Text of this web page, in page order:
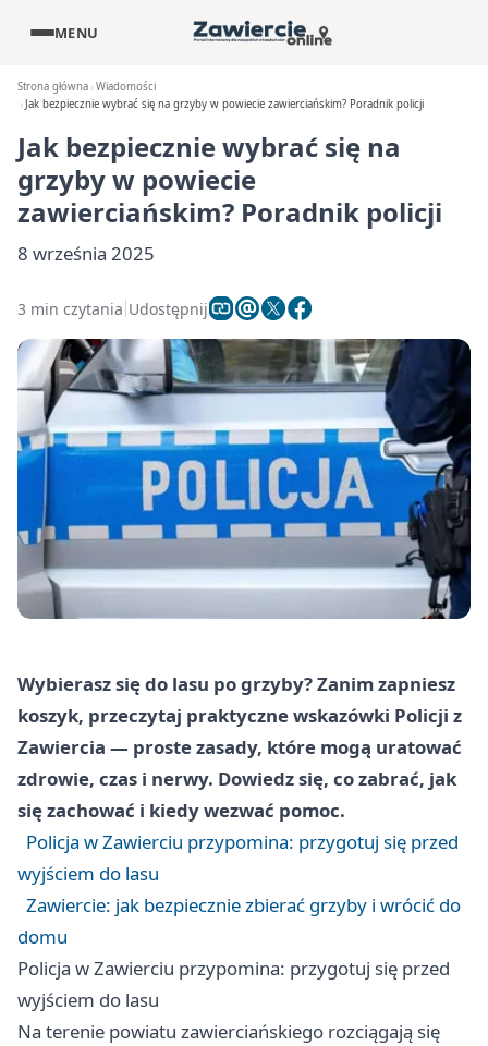
MENU
Strona główna Wiadomości
Jak bezpiecznie wybrać się na grzyby w powiecie zawierciańskim? Poradnik policji
Jak bezpiecznie wybrać się na
grzyby w powiecie
zawierciańskim? Poradnik policji
8 września 2025
3 min czytania Udostępnij
Wybierasz się do lasu po grzyby? Zanim zapniesz
koszyk, przeczytaj praktyczne wskazówki Policji z
Zawiercia — proste zasady, które mogą uratować
zdrowie, czas i nerwy. Dowiedz się, co zabrać, jak
się zachować i kiedy wezwać pomoc.
Policja w Zawierciu przypomina: przygotuj się przed
wyjściem do lasu
Zawiercie: jak bezpiecznie zbierać grzyby i wrócić do
domu
Policja w Zawierciu przypomina: przygotuj się przed
wyjściem do lasu
Na terenie powiatu zawierciańskiego rozciągają się